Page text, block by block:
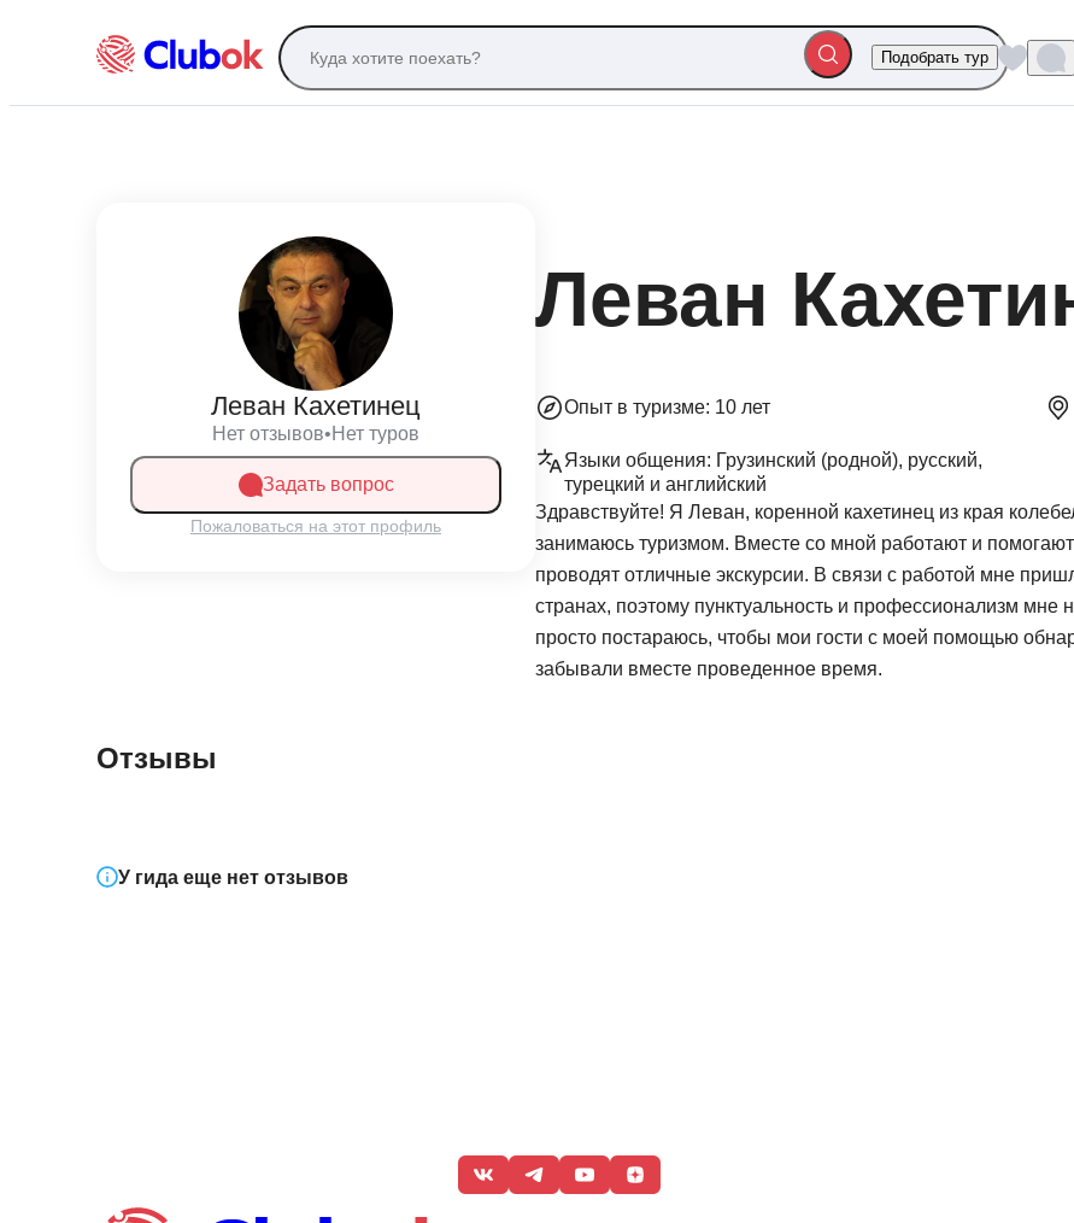
Подобрать тур
Леван Кахетинец
Нет отзывов•Нет туров
Задать вопрос
Пожаловаться на этот профиль
Леван
Опыт в туризме: 10 лет
Языки общения: Грузинский (родной), русский,
турецкий и английский
Здравствуйте! Я Леван, коренной кахетинец из края
занимаюсь туризмом. Вместе со мной работают и
проводят отличные экскурсии. В связи с работой мне
странах, поэтому пунктуальность и профессионализм
просто постараюсь, чтобы мои гости с моей помощью
забывали вместе проведенное время.
Отзывы
У гида еще нет отзывов